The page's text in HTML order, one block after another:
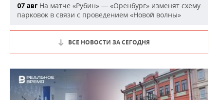
07 авг На матче «Рубин» — «Оренбург» изменят схему
парковок в связи с проведением «Новой волны»
ВСЕ НОВОСТИ ЗА СЕГОДНЯ